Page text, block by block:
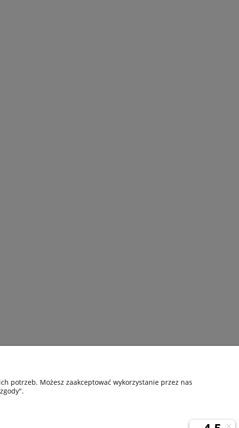
potrzeb. Możesz zaakceptować wykorzystanie przez nas